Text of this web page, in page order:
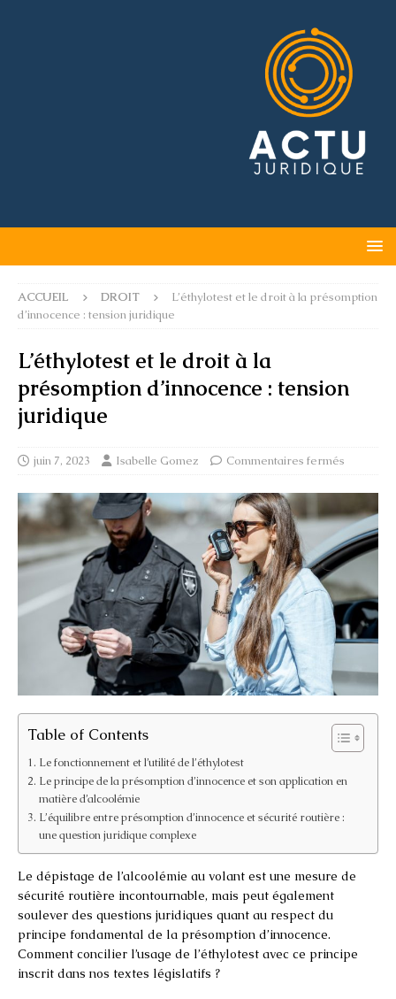
ACCUEIL DROIT
L’éthylotest et le droit à la présomption
d’innocence : tension juridique
L’éthylotest et le droit à la
présomption d’innocence : tension
juridique
juin 7, 2023 Isabelle Gomez Commentaires fermés
Table of Contents
Le fonctionnement et l’utilité de l’éthylotest
Le principe de la présomption d’innocence et son application en
matière d’alcoolémie
L’équilibre entre présomption d’innocence et sécurité routière :
une question juridique complexe
Le dépistage de l’alcoolémie au volant est une mesure de
sécurité routière incontournable, mais peut également
soulever des questions juridiques quant au respect du
principe fondamental de la présomption d’innocence.
Comment concilier l’usage de l’éthylotest avec ce principe
inscrit dans nos textes législatifs ?